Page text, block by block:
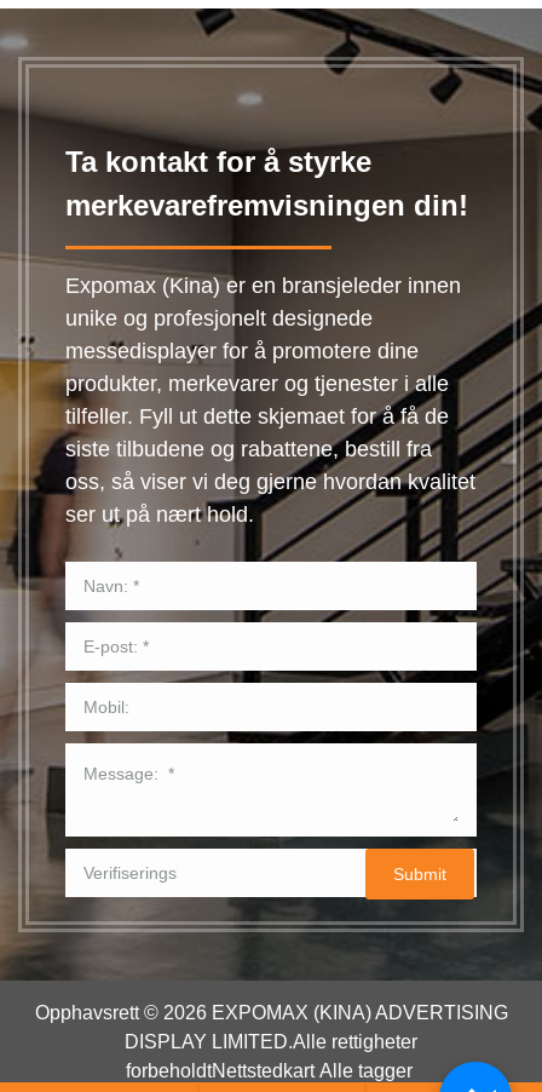
stand 302
PVC (Pearl W...
Ta kontakt for å styrke
merkevarefremvisningen din!
Expomax (Kina) er en bransjeleder innen
unike og profesjonelt designede
messedisplayer for å promotere dine
produkter, merkevarer og tjenester i alle
tilfeller. Fyll ut dette skjemaet for å få de
siste tilbudene og rabattene, bestill fra
oss, så viser vi deg gjerne hvordan kvalitet
ser ut på nært hold.
Opphavsrett © 2026 EXPOMAX (KINA) ADVERTISING
DISPLAY LIMITED.Alle rettigheter
forbeholdtNettstedkart Alle tagger